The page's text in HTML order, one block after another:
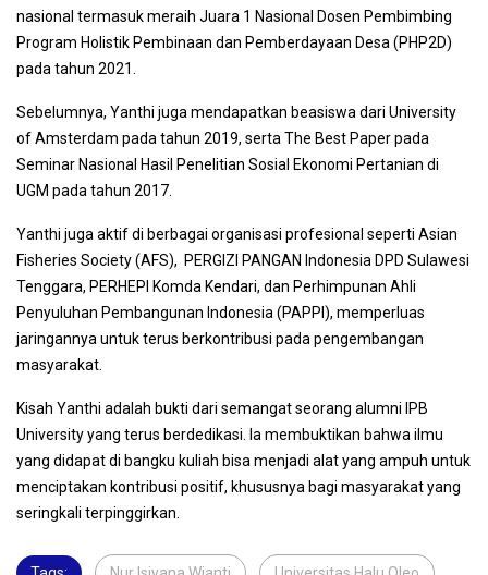
nasional termasuk meraih Juara 1 Nasional Dosen Pembimbing
Program Holistik Pembinaan dan Pemberdayaan Desa (PHP2D)
pada tahun 2021.
Sebelumnya, Yanthi juga mendapatkan beasiswa dari University
of Amsterdam pada tahun 2019, serta The Best Paper pada
Seminar Nasional Hasil Penelitian Sosial Ekonomi Pertanian di
UGM pada tahun 2017.
Yanthi juga aktif di berbagai organisasi profesional seperti Asian
Fisheries Society (AFS), PERGIZI PANGAN Indonesia DPD Sulawesi
Tenggara, PERHEPI Komda Kendari, dan Perhimpunan Ahli
Penyuluhan Pembangunan Indonesia (PAPPI), memperluas
jaringannya untuk terus berkontribusi pada pengembangan
masyarakat.
Kisah Yanthi adalah bukti dari semangat seorang alumni IPB
University yang terus berdedikasi. Ia membuktikan bahwa ilmu
yang didapat di bangku kuliah bisa menjadi alat yang ampuh untuk
menciptakan kontribusi positif, khususnya bagi masyarakat yang
seringkali terpinggirkan.